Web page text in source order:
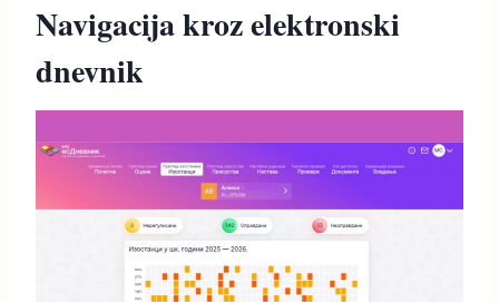
Navigacija kroz elektronski
dnevnik